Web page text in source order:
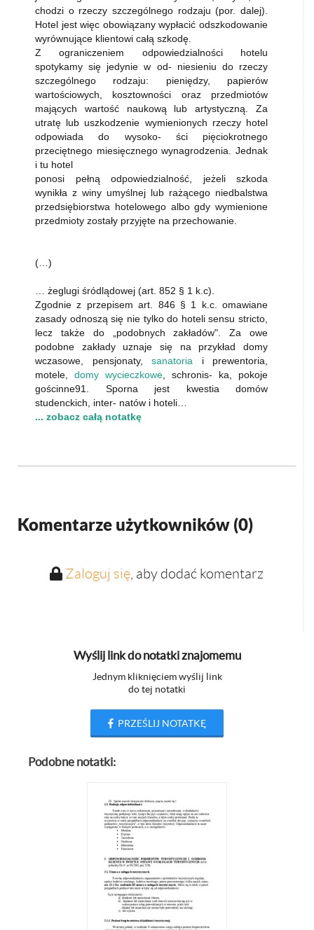
chodzi o rzeczy szczególnego rodzaju (por. dalej).
Hotel jest więc obowiązany wypłacić odszkodowanie
wyrównujące klientowi całą szkodę.
Z ograniczeniem odpowiedzialności hotelu
spotykamy się jedynie w od- niesieniu do rzeczy
szczególnego rodzaju: pieniędzy, papierów
wartościowych, kosztowności oraz przedmiotów
mających wartość naukową lub artystyczną. Za
utratę lub uszkodzenie wymienionych rzeczy hotel
odpowiada do wysoko- ści pięciokrotnego
przeciętnego miesięcznego wynagrodzenia. Jednak
i tu hotel
ponosi pełną odpowiedzialność, jeżeli szkoda
wynikła z winy umyślnej lub rażącego niedbalstwa
przedsiębiorstwa hotelowego albo gdy wymienione
przedmioty zostały przyjęte na przechowanie.
(…)
… żeglugi śródlądowej (art. 852 § 1 k.c).
Zgodnie z przepisem art. 846 § 1 k.c. omawiane
zasady odnoszą się nie tylko do hoteli sensu stricto,
lecz także do „podobnych zakładów". Za owe
podobne zakłady uznaje się na przykład domy
wczasowe, pensjonaty, sanatoria i prewentoria,
motele, domy wycieczkowe , schronis- ka, pokoje
gościnne91. Sporna jest kwestia domów
studenckich, inter- natów i hoteli…
... zobacz całą notatkę
Komentarze użytkowników (0)
Zaloguj się, aby dodać komentarz
Wyślij link do notatki znajomemu
Jednym kliknięciem wyślij link
do tej notatki
PRZEŚLIJ NOTATKĘ
Podobne notatki: